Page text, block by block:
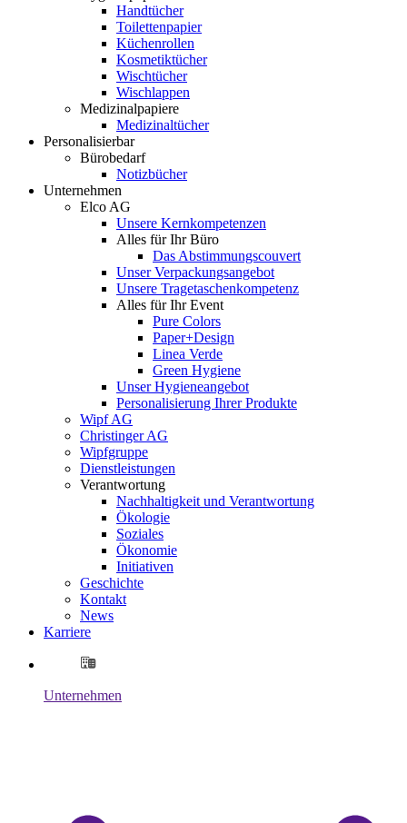
Handtücher
Toilettenpapier
Küchenrollen
Kosmetiktücher
Wischtücher
Wischlappen
Medizinalpapiere
Medizinaltücher
Personalisierbar
Bürobedarf
Notizbücher
Unternehmen
Elco AG
Unsere Kernkompetenzen
Alles für Ihr Büro
Das Abstimmungscouvert
Unser Verpackungsangebot
Unsere Tragetaschenkompetenz
Alles für Ihr Event
Pure Colors
Paper+Design
Linea Verde
Green Hygiene
Unser Hygieneangebot
Personalisierung Ihrer Produkte
Wipf AG
Christinger AG
Wipfgruppe
Dienstleistungen
Verantwortung
Nachhaltigkeit und Verantwortung
Ökologie
Soziales
Ökonomie
Initiativen
Geschichte
Kontakt
News
Karriere
Unternehmen